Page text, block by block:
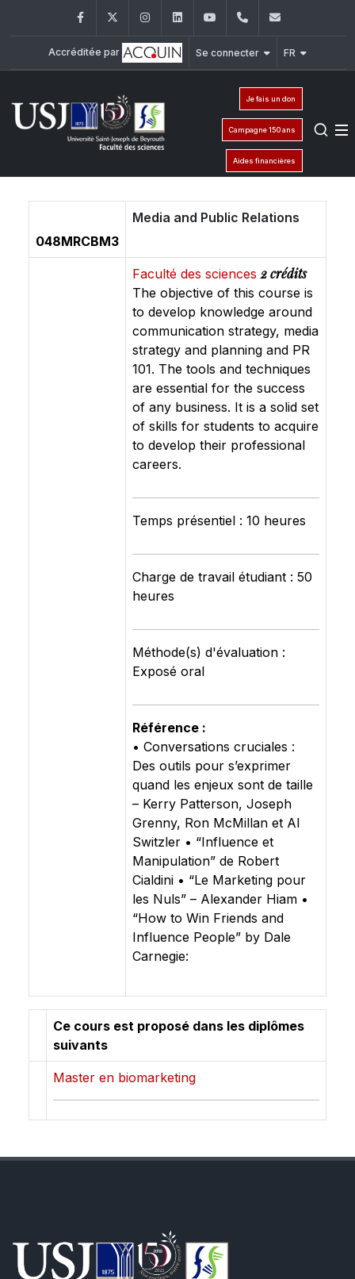
FacebookTwitter InstagramLinkedInYouTube+961 (1) 421 368
Accréditée par Se connecter FR
Je fais un don
Campagne 150 ans
Aides financières
048MRCBM3
Media and Public Relations
Faculté des sciences2 crédits
The objective of this course is
to develop knowledge around
communication strategy, media
strategy and planning and PR
101. The tools and techniques
are essential for the success
of any business. It is a solid set
of skills for students to acquire
to develop their professional
careers.
Temps présentiel : 10 heures
Charge de travail étudiant : 50
heures
Méthode(s) d'évaluation :
Exposé oral
Référence :
• Conversations cruciales :
Des outils pour s’exprimer
quand les enjeux sont de taille
– Kerry Patterson, Joseph
Grenny, Ron McMillan et Al
Switzler • “Influence et
Manipulation” de Robert
Cialdini • “Le Marketing pour
les Nuls” – Alexander Hiam •
“How to Win Friends and
Influence People” by Dale
Carnegie:
Ce cours est proposé dans les diplômes
suivants
Master en biomarketing